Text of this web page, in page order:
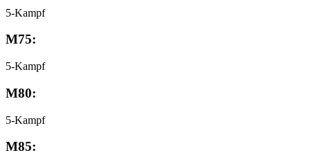
5-Kampf
M75:
5-Kampf
M80:
5-Kampf
M85: